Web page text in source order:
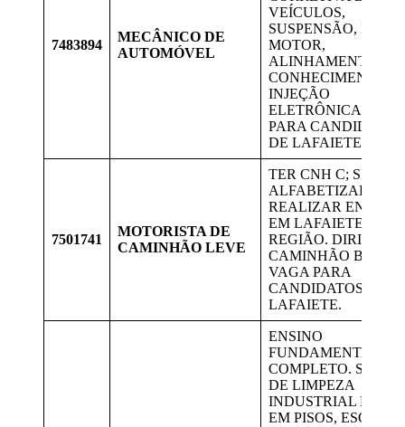
7483894
MECÂNICO DE
AUTOMÓVEL
VEÍCULOS,
SUSPENSÃO,
MOTOR,
ALINHAMENTO.
CONHECIMENTO
INJEÇÃO
ELETRÔNICA.
PARA CANDIDATOS
DE LAFAIETE.
7501741
MOTORISTA DE
CAMINHÃO LEVE
TER CNH C; SER
ALFABETIZADO;
REALIZAR
EM LAFAIETE E
REGIÃO. DIRIGIR
CAMINHÃO BAÚ.
VAGA PARA
CANDIDATOS DE
LAFAIETE.
ENSINO
FUNDAMENTAL
COMPLETO.
DE LIMPEZA
INDUSTRIAL
EM PISOS,